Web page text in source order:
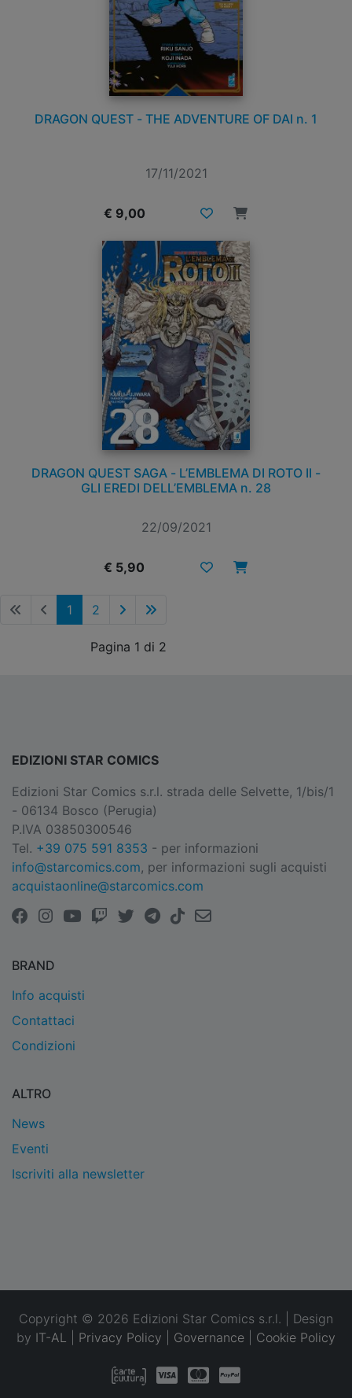
DRAGON QUEST - THE ADVENTURE OF DAI n. 1
17/11/2021
€ 9,00
DRAGON QUEST SAGA - L’EMBLEMA DI ROTO II -
GLI EREDI DELL’EMBLEMA n. 28
22/09/2021
€ 5,90
1 2
Pagina 1 di 2
EDIZIONI STAR COMICS
Edizioni Star Comics s.r.l. strada delle Selvette, 1/bis/1
- 06134 Bosco (Perugia)
P.IVA 03850300546
Tel. +39 075 591 8353 - per informazioni
info@starcomics.com, per informazioni sugli acquisti
acquistaonline@starcomics.com
BRAND
Info acquisti
Contattaci
Condizioni
ALTRO
News
Eventi
Iscriviti alla newsletter
Copyright © 2026 Edizioni Star Comics s.r.l. | Design
by IT-AL Privacy Policy Governance Cookie Policy